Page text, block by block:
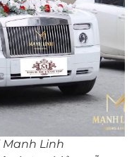
Manh Linh